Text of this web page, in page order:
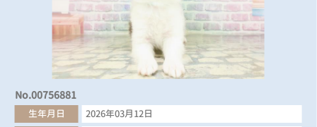
No.00756881
生年月日
2026年03月12日